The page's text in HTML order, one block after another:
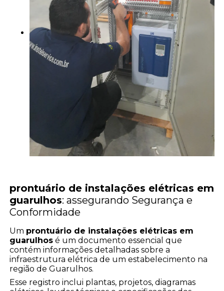
prontuário de instalações elétricas em
guarulhos: assegurando Segurança e
Conformidade
Um prontuário de instalações elétricas em
guarulhos é um documento essencial que
contém informações detalhadas sobre a
infraestrutura elétrica de um estabelecimento na
região de Guarulhos.
Esse registro inclui plantas, projetos, diagramas